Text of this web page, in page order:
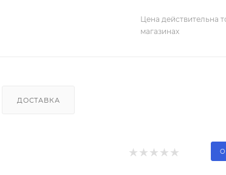
Цена действительна
магазинах
ДОСТАВКА